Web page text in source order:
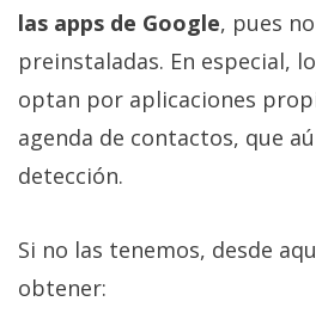
las apps de Google, pues
preinstaladas. En especial,
optan por aplicaciones
agenda de contactos, que
detección.
Si no las tenemos, desde
obtener: